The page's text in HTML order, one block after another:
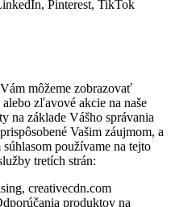
Pinterest, TikTok
môžeme zobrazovať
zľavové akcie na naše
na základe Vášho správania
Vašim záujmom, a
používame na tejto
tretích strán:
creativecdn.com
produktov na